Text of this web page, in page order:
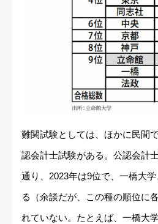
難関試験としては、ほかに民間
認会計士試験がある。公認会計
通り、2023年は9位で、一橋大
る（余談だが、この種の順位に
れていない。たとえば、一橋大